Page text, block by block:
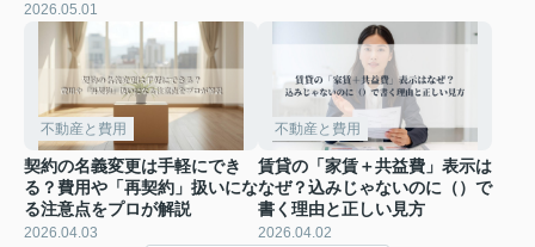
2026.05.01
不動産と費用
契約の名義変更は手軽にでき
る？費用や「再契約」扱いにな
る注意点をプロが解説
2026.04.03
不動産と費用
賃貸の「家賃＋共益費」表示は
なぜ？込みじゃないのに（）で
書く理由と正しい見方
2026.04.02